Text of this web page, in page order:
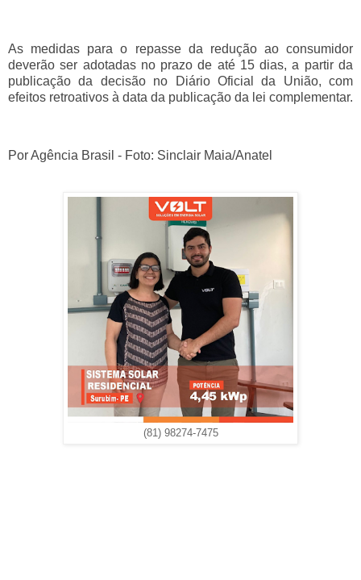
As medidas para o repasse da redução ao consumidor
deverão ser adotadas no prazo de até 15 dias, a partir da
publicação da decisão no Diário Oficial da União, com
efeitos retroativos à data da publicação da lei complementar.
Por Agência Brasil - Foto: Sinclair Maia/Anatel
(81) 98274-7475